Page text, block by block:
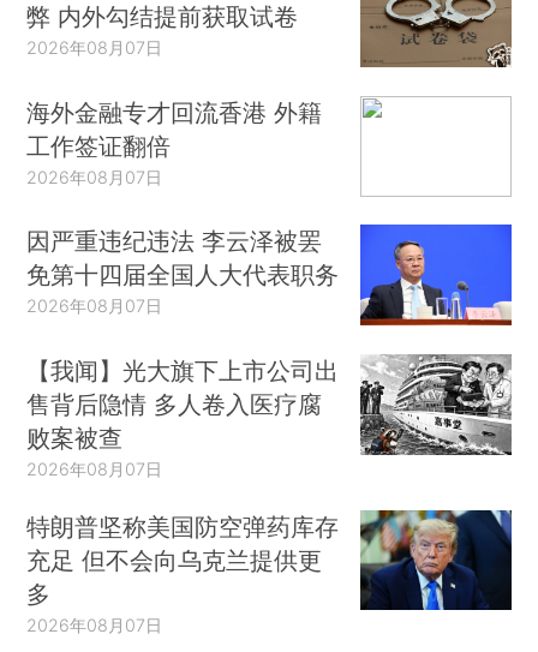
弊 内外勾结提前获取试卷
2026年08月07日
海外金融专才回流香港 外籍
工作签证翻倍
2026年08月07日
因严重违纪违法 李云泽被罢
免第十四届全国人大代表职务
2026年08月07日
【我闻】光大旗下上市公司出
售背后隐情 多人卷入医疗腐
败案被查
2026年08月07日
特朗普坚称美国防空弹药库存
充足 但不会向乌克兰提供更
多
2026年08月07日